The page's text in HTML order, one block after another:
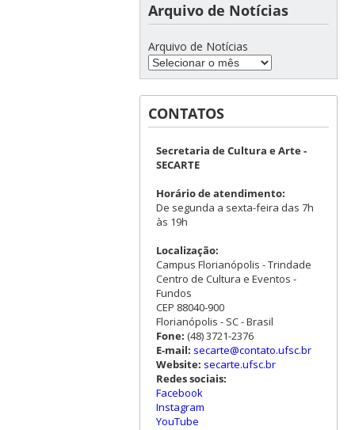
Arquivo de Notícias
Arquivo de Notícias
CONTATOS
Secretaria de Cultura e Arte -
SECARTE
Horário de atendimento:
De segunda a sexta-feira das 7h
às 19h
Localização:
Campus Florianópolis - Trindade
Centro de Cultura e Eventos -
Fundos
CEP 88040-900
Florianópolis - SC - Brasil
Fone: (48) 3721-2376
E-mail: secarte@contato.ufsc.br
Website: secarte.ufsc.br
Redes sociais:
Facebook
Instagram
YouTube